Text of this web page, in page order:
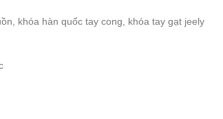
khóa hàn quốc tay cong, khóa tay gạt jeely